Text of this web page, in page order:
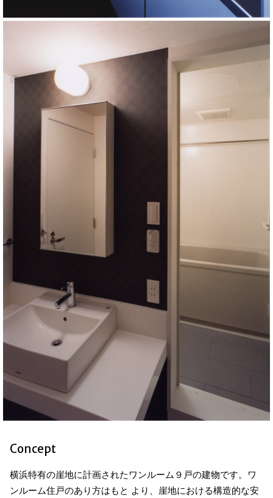
Concept
横浜特有の崖地に計画されたワンルーム９戸の建物です。ワ
ンルーム住戸のあり方はもと より、崖地における構造的な安